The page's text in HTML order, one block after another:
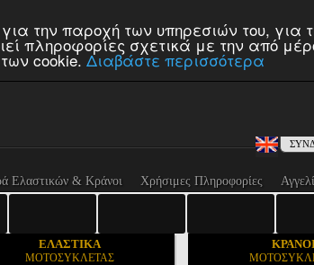
για την παροχή των υπηρεσιών του,
πληροφορίες σχετικά με την από
cookie. Διαβάστε περισσότερα
Suzuki motorcycles ,Kawasaki cyprus Ducati motorcycles, Harley-
Ελαστικών & Κράνοι Χρήσιμες Πληροφορίες
ΕΛΑΣΤΙΚΑ
ΜΟΤΟΣΥΚΛΕΤΑΣ